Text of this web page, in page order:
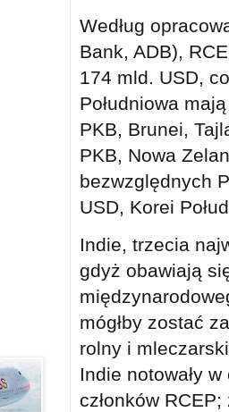
Według
Bank, ADB),
174 mld. USD,
Południowa
PKB, Brunei,
PKB, Nowa
bezwzględnych
USD, Korei
Indie, trzecia
gdyż obawiają
mógłby zostać
rolny i
Indie notowały
członków